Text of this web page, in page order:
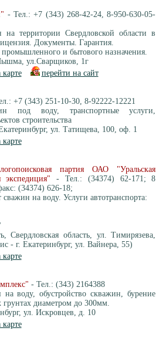
- Тел.: +7 (343) 268-42-24, 8-950-630-05-
на территории Свердловской области в
Документы. Гарантия.
и бытового назначения.
ул.Сварщиков, 1г
перейти на сайт
+7 (343) 251-10-30, 8-92222-12221
под воду, транспортные услуги,
строительства
ул. Татищева, 100, оф. 1
партия ОАО "Уральская
экспедиция" - Тел.: (34374) 62-171; 8
(34374) 626-18;
на воду. Услуги автотранспорта:
Свердловская область, ул. Тимирязева,
- г. Екатеринбург, ул. Вайнера, 55)
- Тел.: (343) 2164388
воду, обустройство скважин, бурение
грунтах диаметром до 300мм.
ул. Искровцев, д. 10